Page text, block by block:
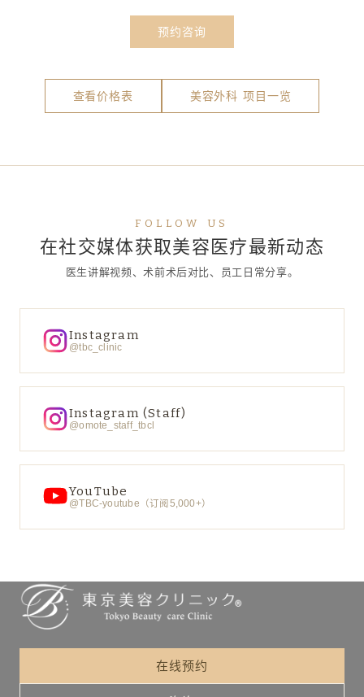
预约咨询
查看价格表 美容外科 项目一览
FOLLOW US
在社交媒体获取美容医疗最新动态
医生讲解视频、术前术后对比、员工日常分享。
Instagram
@tbc_clinic
Instagram (Staff)
@omote_staff_tbcl
YouTube
@TBC-youtube（订阅5,000+）
在线预约